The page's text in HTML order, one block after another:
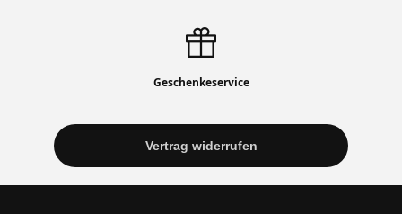
Geschenkeservice
Vertrag widerrufen